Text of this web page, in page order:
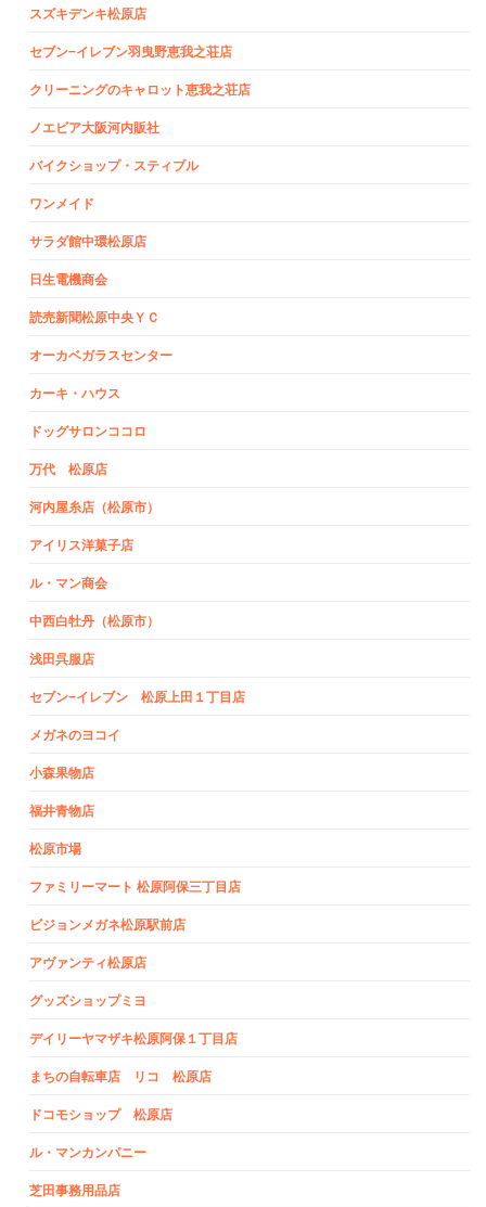
スズキデンキ松原店
セブン−イレブン羽曳野恵我之荘店
クリーニングのキャロット恵我之荘店
ノエビア大阪河内販社
バイクショップ・スティブル
ワンメイド
サラダ館中環松原店
日生電機商会
読売新聞松原中央ＹＣ
オーカベガラスセンター
カーキ・ハウス
ドッグサロンココロ
万代 松原店
河内屋糸店（松原市）
アイリス洋菓子店
ル・マン商会
中西白牡丹（松原市）
浅田呉服店
セブン−イレブン 松原上田１丁目店
メガネのヨコイ
小森果物店
福井青物店
松原市場
ファミリーマート 松原阿保三丁目店
ビジョンメガネ松原駅前店
アヴァンティ松原店
グッズショップミヨ
デイリーヤマザキ松原阿保１丁目店
まちの自転車店 リコ 松原店
ドコモショップ 松原店
ル・マンカンパニー
芝田事務用品店